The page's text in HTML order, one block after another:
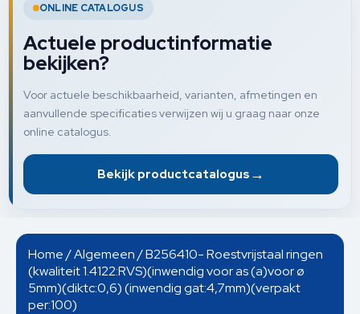
ONLINE CATALOGUS
Actuele productinformatie
bekijken?
Voor actuele beschikbaarheid, varianten, afmetingen en
aanvullende specificaties verwijzen wij u graag naar onze
online catalogus.
Bekijk productcatalogus →
Home/Algemeen/ B256410- Roestvrijstaal ringen
(kwaliteit 1.4122:RVS)(inwendig voor as (a)voor ø
5mm)(diktc:0,6) (inwendig gat:4,7mm)(verpakt
per:100)